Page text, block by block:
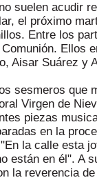
suelen acudir
el próximo
Entre los
Ellos
Aisar Suárez y
sesmeros que
Virgen de
piezas
en la
la calle esta
están en él". A
la reverencia